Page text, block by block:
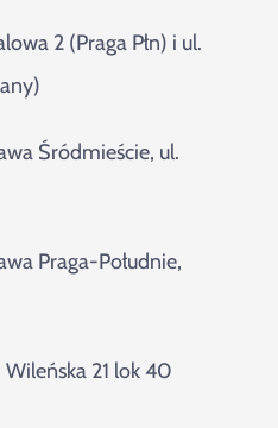
2 (Praga Płn) i ul.
Śródmieście, ul.
Praga-Południe,
21 lok 40